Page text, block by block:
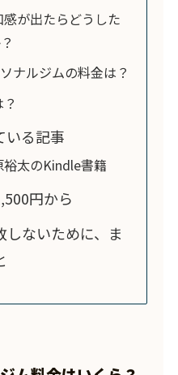
が出たらどうした
ナルジムの料金は？
いる記事
裕太のKindle書籍
円から
ないために、ま